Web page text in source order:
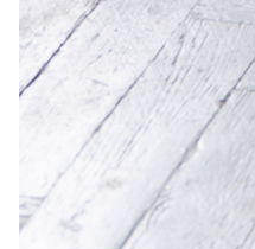
иллюстратора
- Пятидневка не
- В тот период их просто
позволяли мне
увольнение, и началась
- К счастью, художники